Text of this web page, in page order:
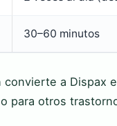
30–60 minutos
convierte a Dispax
para otros